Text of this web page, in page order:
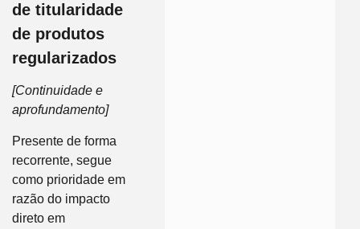
de titularidade
de produtos
regularizados
[Continuidade e
aprofundamento]
Presente de forma
recorrente, segue
como prioridade em
razão do impacto
direto em